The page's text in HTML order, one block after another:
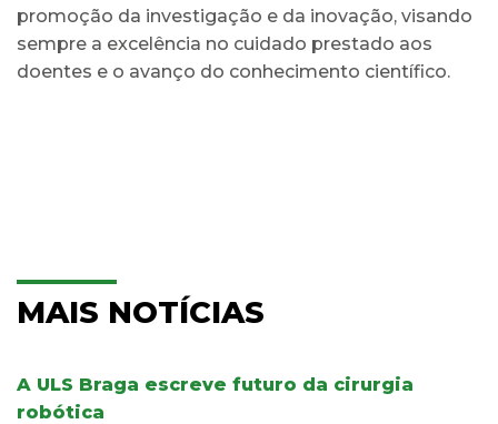
promoção da investigação e da inovação, visando
sempre a excelência no cuidado prestado aos
doentes e o avanço do conhecimento científico.
MAIS NOTÍCIAS
A ULS Braga escreve futuro da cirurgia
robótica